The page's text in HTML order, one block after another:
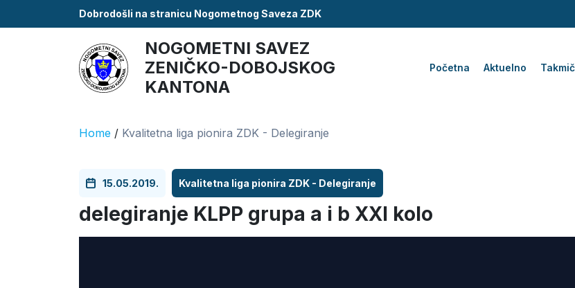
Dobrodošli na stranicu Nogometnog Saveza ZDK
NOGOMETNI SAVEZ
ZENIČKO-DOBOJSKOG
KANTONA
Početna Aktuelno
Home / Kvalitetna liga pionira ZDK - Delegiranje
15.05.2019. Kvalitetna liga pionira ZDK - Delegiranje
delegiranje KLPP grupa a i b XXI kolo